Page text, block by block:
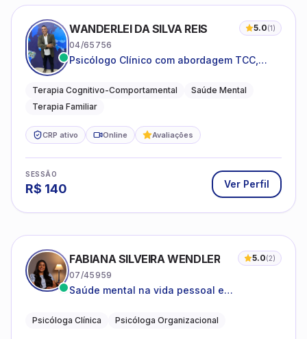
WANDERLEI DA SILVA REIS 5.0(1)
04/65756
Psicólogo Clínico com abordagem TCC,
sistêmica
Terapia Cognitivo-Comportamental
Saúde Mental
Terapia Familiar
CRP ativo Online Avaliações
SESSÃO
R$ 140 Ver Perfil
FABIANA SILVEIRA WENDLER 5.0(2)
07/45959
Saúde mental na vida pessoal e
Psicóloga Clínica Psicóloga Organizacional